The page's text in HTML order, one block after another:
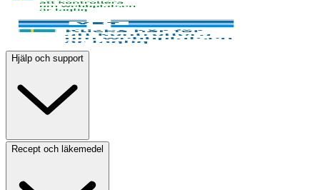
Hjälp och support
Recept och läkemedel